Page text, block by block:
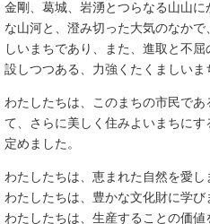
金剛、葛城、岩湧とつらなる山山
な山河と、澄み切った大気のなか
しいまちであり、また、進取と不
設しつつある、力強くたくましいま
わたしたちは、このまちの市民で
て、さらに美しく住みよいまちに
定めました。
わたしたちは、恵まれた自然を愛し
わたしたちは、豊かな文化財に学び
わたしたちは、生産することの価値